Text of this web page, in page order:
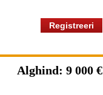
Registreeri
Alghind: 9 000 €